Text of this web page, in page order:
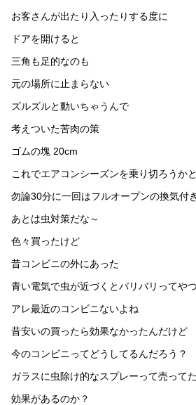
お客さんが出たり入ったりする度に
ドアを開けると
三角も足的なのも
元の場所に止まらない
ズルズルと動いちゃうんで
考えついた苦肉の策
ゴムの塊 20cm
これでエアコンシーズンを乗り切ろうかと
勿論30分に一回はフルオープンの換気付き
あとは虫対策だな～
色々買ったけど
昔コンビニの外にあった
青い電気で虫が近づくとバリバリってやつ
アレ最近のコンビニないよね
昔安いの買ったら効果なかったんだけど
今のコンビニってどうしてるんだろう？
ガラスに虫除け的なスプレーって売って
効果があるのか？